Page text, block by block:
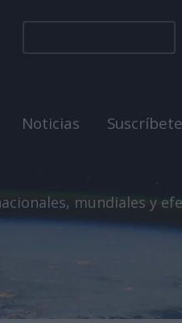
Noticias Suscríbete
mundiales y